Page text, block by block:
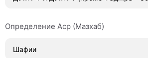
Определение Аср (Мазхаб)